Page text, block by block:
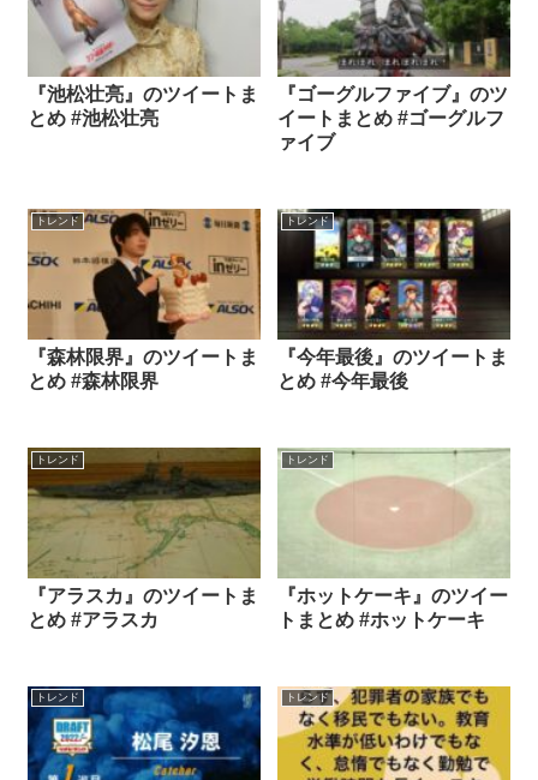
『池松壮亮』のツイートま
とめ #池松壮亮
『ゴーグルファイブ』のツ
イートまとめ #ゴーグルフ
ァイブ
トレンド
『森林限界』のツイートま
とめ #森林限界
トレンド
『今年最後』のツイートま
とめ #今年最後
トレンド
『アラスカ』のツイートま
とめ #アラスカ
トレンド
『ホットケーキ』のツイー
トまとめ #ホットケーキ
トレンド トレンド